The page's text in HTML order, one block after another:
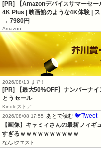
[PR] 【Amazonデバイスサマーセ
4K Plus | 映画館のような4K体験 |
→ 7980円
Amazon
2026/08/13 まで！
[PR] 【最大50%OFF】ナンバーナ
とうセール
Kindleストア
2026/08/08 17:55
あとで読む 🐦Tweet
【画像】キャミィさんの最新フィ
すぎるｗｗｗｗｗｗｗｗｗｗ
なんJクエスト